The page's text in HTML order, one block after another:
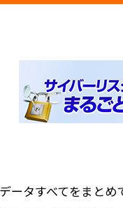
ータすべてをまと